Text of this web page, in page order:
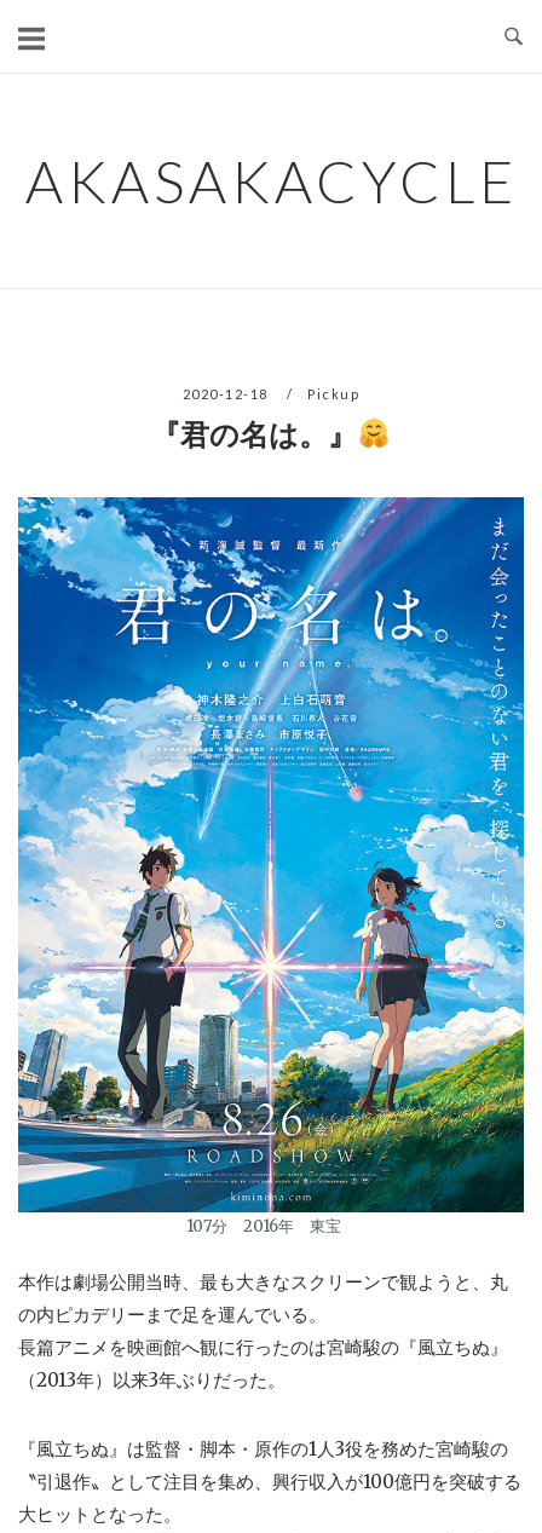
AKASAKACYCLE
2020-12-18 Pickup
『君の名は。』
107分 2016年 東宝
本作は劇場公開当時、最も大きなスクリーンで観ようと、丸
の内ピカデリーまで足を運んでいる。
長篇アニメを映画館へ観に行ったのは宮崎駿の『風立ちぬ』
（2013年）以来3年ぶりだった。
『風立ちぬ』は監督・脚本・原作の1人3役を務めた宮崎駿の
〝引退作〟として注目を集め、興行収入が100億円を突破する
大ヒットとなった。